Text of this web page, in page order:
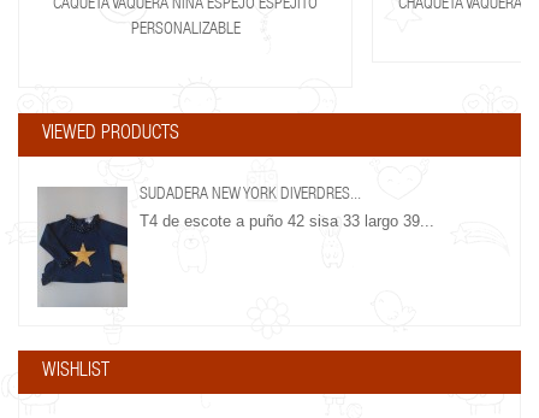
CAQUETA VAQUERA NIÑA ESPEJO ESPEJITO
PERSONALIZABLE
CHAQUETA VAQUERA
VIEWED PRODUCTS
SUDADERA NEW YORK DIVERDRES...
T4 de escote a puño 42 sisa 33 largo 39...
WISHLIST